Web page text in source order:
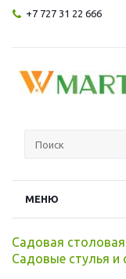
+7 727 31 22 666
МЕНЮ
Садовая
Садовые стулья и